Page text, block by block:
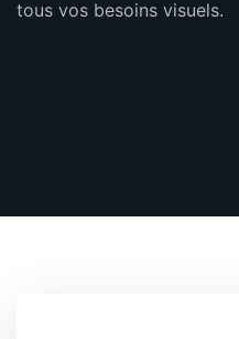
tous vos besoins visuels.